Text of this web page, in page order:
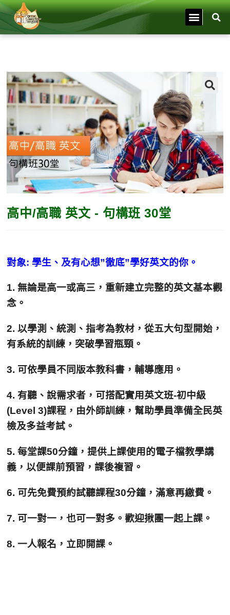
高中/高職 英文 - 句構班 30堂
對象: 學生、及有心想”徹底”學好英文的你。
1. 無論是高一或高三，重新建立完整的英文基本觀
念。
2. 以學測、統測、指考為教材，從五大句型開始，
有系統的訓練，突破學習瓶頸。
3. 可依學員不同版本教科書，輔導應用。
4. 有聽、說需求者，可搭配實用英文班-初中級
(Level 3)課程，由外師訓練，幫助學員準備全民英
檢及多益考試。
5. 每堂課50分鐘，提供上課使用的電子檔教學講
義，以便課前預習，課後複習。
6. 可先免費預約試聽課程30分鐘，滿意再繳費。
7. 可一對一，也可一對多。歡迎揪團一起上課。
8. 一人報名，立即開課。